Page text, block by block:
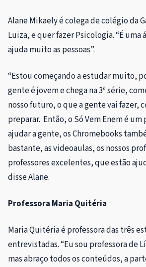
Alane Mikaely é colega de colégio da
Luiza, e quer fazer Psicologia. “É uma
ajuda muito as pessoas”.
“Estou começando a estudar muito,
gente é jovem e chega na 3ª série,
nosso futuro, o que a gente vai fazer,
preparar. Então, o Só Vem Enem é
ajudar a gente, os Chromebooks
bastante, as videoaulas, os nossos
professores excelentes, que estão
disse Alane.
Professora Maria Quitéria
Maria Quitéria é professora das três
entrevistadas. “Eu sou professora de
mas abraço todos os conteúdos, a